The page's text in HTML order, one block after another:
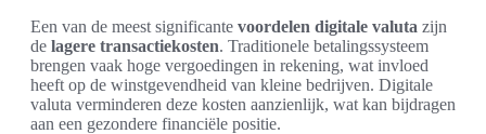
Een van de meest significante voordelen digitale valuta zijn
de lagere transactiekosten. Traditionele betalingssysteem
brengen vaak hoge vergoedingen in rekening, wat invloed
heeft op de winstgevendheid van kleine bedrijven. Digitale
valuta verminderen deze kosten aanzienlijk, wat kan bijdragen
aan een gezondere financiële positie.